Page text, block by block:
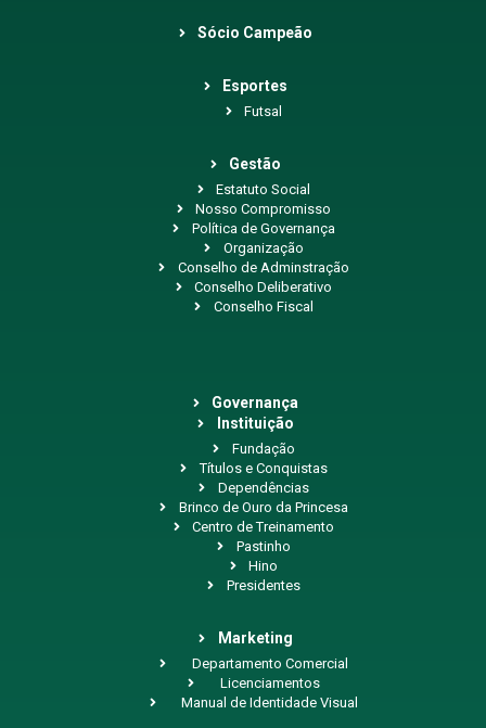
Sócio Campeão
Esportes
Futsal
Gestão
Estatuto Social
Nosso Compromisso
Política de Governança
Organização
Conselho de Adminstração
Conselho Deliberativo
Conselho Fiscal
Governança
Instituição
Fundação
Títulos e Conquistas
Dependências
Brinco de Ouro da Princesa
Centro de Treinamento
Pastinho
Hino
Presidentes
Marketing
Departamento Comercial
Licenciamentos
Manual de Identidade Visual